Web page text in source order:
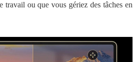
travail ou que vous gériez des tâches en